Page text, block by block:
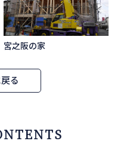
宮之阪の家
る